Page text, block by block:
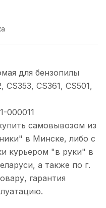
для бензопилы
CS353, CS361, CS501,
000011
самовывозом из
в Минске, либо с
курьером "в руки" в
а также по г.
гарантия